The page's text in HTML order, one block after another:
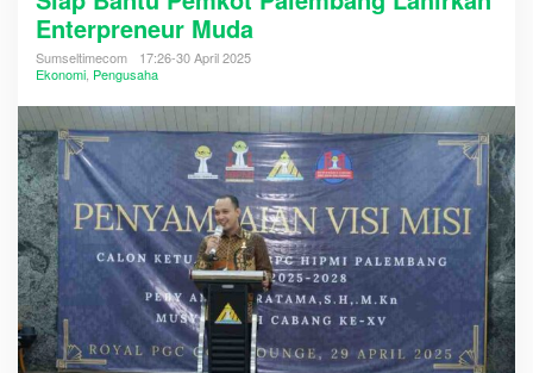
Enterpreneur Muda
Sumseltimecom
17:26-30 April 2025
Ekonomi Pengusaha